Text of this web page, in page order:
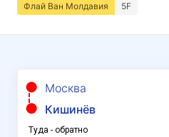
Флай Ван Молдавия 5F
Москва
Кишинёв
Туда - обратно